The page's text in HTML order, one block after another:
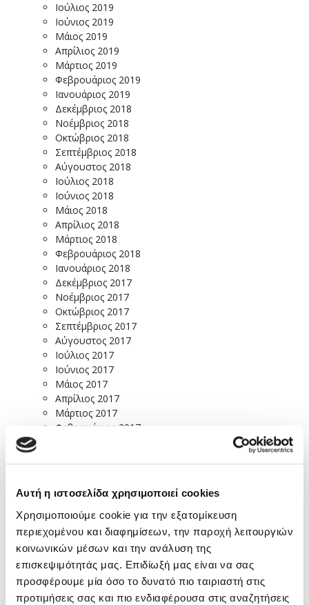
Αυτή η ιστοσελίδα χρησιμοποιεί cookies
Χρησιμοποιούμε cookie για την εξατομίκευση
περιεχομένου και διαφημίσεων, την παροχή λειτουργιών
κοινωνικών μέσων και την ανάλυση της
επισκεψιμότητάς μας. Επιδίωξή μας είναι να σας
προσφέρουμε μία όσο το δυνατό πιο ταιριαστή στις
προτιμήσεις σας και πιο ενδιαφέρουσα στις αναζητήσεις
Ιούλιος 2019
Ιούνιος 2019
Μάιος 2019
Απρίλιος 2019
Μάρτιος 2019
Φεβρουάριος 2019
Ιανουάριος 2019
Δεκέμβριος 2018
Νοέμβριος 2018
Οκτώβριος 2018
Σεπτέμβριος 2018
Αύγουστος 2018
Ιούλιος 2018
Ιούνιος 2018
Μάιος 2018
Απρίλιος 2018
Μάρτιος 2018
Φεβρουάριος 2018
Ιανουάριος 2018
Δεκέμβριος 2017
Νοέμβριος 2017
Οκτώβριος 2017
Σεπτέμβριος 2017
Αύγουστος 2017
Ιούλιος 2017
Ιούνιος 2017
Μάιος 2017
Απρίλιος 2017
Μάρτιος 2017
Φεβρουάριος 2017
Οκτώβριος 2016
Σεπτέμβριος 2016
Αύγουστος 2016
Ιούλιος 2016
Ιούνιος 2016
Μάιος 2016
Απρίλιος 2016
Μάρτιος 2016
Φεβρουάριος 2016